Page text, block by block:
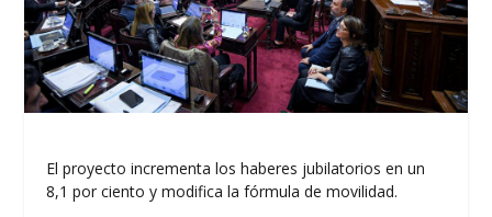
El proyecto incrementa los haberes jubilatorios en un
8,1 por ciento y modifica la fórmula de movilidad.